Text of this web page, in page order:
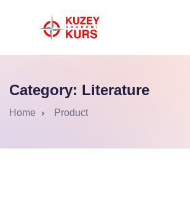
Category: Literature
Home Product